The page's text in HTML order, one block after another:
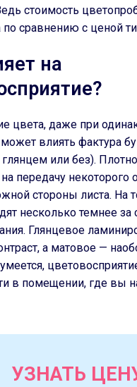
стоимость
сравнению с ценой
на
цвета, даже при
влиять фактура
или без).
передачу некоторого
стороны листа. На
несколько темнее за
Глянцевое
а матовое —
в помещении, где вы
УЗНАТЬ